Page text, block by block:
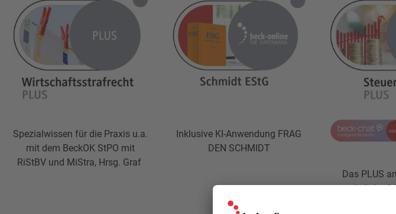
Spezialwissen für die Praxis u.a.
mit dem BeckOK StPO mit
RiStBV und MiStra, Hrsg. Graf
Inklusive KI-Anwendung FRAG
DEN SCHMIDT
Das PLUS
tägliche